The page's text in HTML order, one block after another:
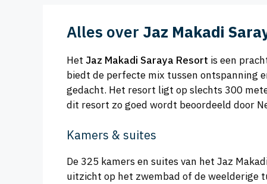
Alles over Jaz Makadi
Het Jaz Makadi Saraya Resort is een
biedt de perfecte mix tussen ontspanning
gedacht. Het resort ligt op slechts 300
dit resort zo goed wordt beoordeeld door
Kamers & suites
De 325 kamers en suites van het Jaz
uitzicht op het zwembad of de weelderige